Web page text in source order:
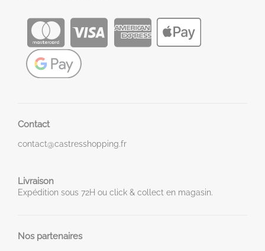
Contact
contact@castresshopping.fr
Livraison
Expédition sous 72H ou click & collect en magasin.
Nos partenaires